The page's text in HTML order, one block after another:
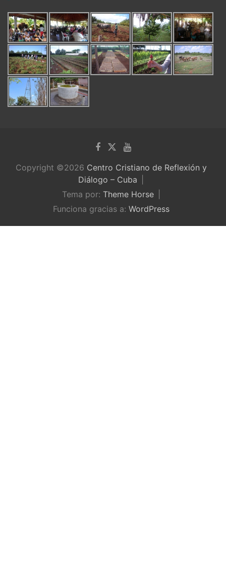
Copyright ©2026 Centro Cristiano de Reflexión y
Diálogo – Cuba
Tema por: Theme Horse
Funciona gracias a: WordPress